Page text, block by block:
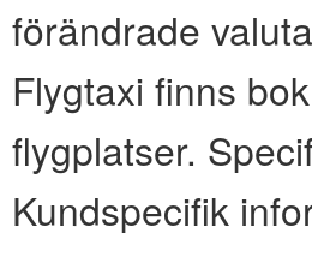
förändrade
Flygtaxi finns
flygplatser.
Kundspecifik